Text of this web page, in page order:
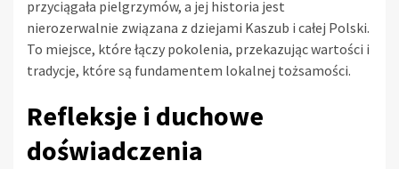
przyciągała pielgrzymów, a jej historia jest
nierozerwalnie związana z dziejami Kaszub i całej Polski.
To miejsce, które łączy pokolenia, przekazując wartości i
tradycje, które są fundamentem lokalnej tożsamości.
Refleksje i duchowe
doświadczenia